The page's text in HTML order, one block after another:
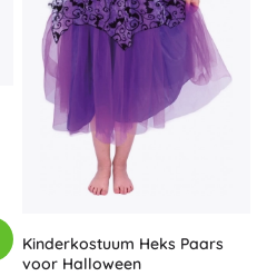
Kinderkostuum Heks Paars
voor Halloween